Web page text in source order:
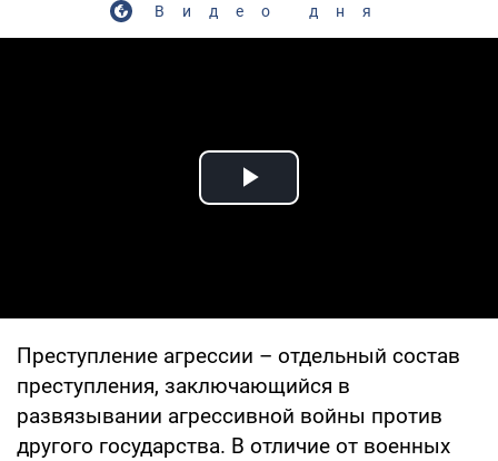
Видео дня
Play Video
Преступление агрессии – отдельный состав
преступления, заключающийся в
развязывании агрессивной войны против
другого государства. В отличие от военных